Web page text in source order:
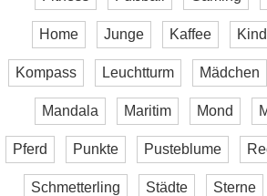
Home Junge Kaffee
Kompass Leuchtturm Mädchen
Mandala Maritim Mond
Pferd Punkte Pusteblume
Schmetterling Städte Sterne